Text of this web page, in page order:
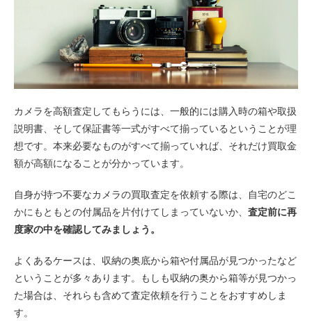
カメラを高額査定してもらうには、一般的には購入時の箱や取扱
説明書、そして保証書等一式がすべて揃っているということが理
想です。本来必要なものがすべて揃っていれば、それだけ買取金
額が高額になることが分かっています。
自身が持つ不要なカメラの買取査定を依頼する際は、自宅のどこ
かにもともとの付属品を片付けてしまっていないか、 査定前に再
度家の中を確認してみましょう。
よくあるケースは、収納の奥底から箱や付属品が見つかったなど
ということが多々あります。もしも収納の奥から箱等が見つかっ
た場合は、それらも含めて査定依頼を行うことをおすすめしま
す。